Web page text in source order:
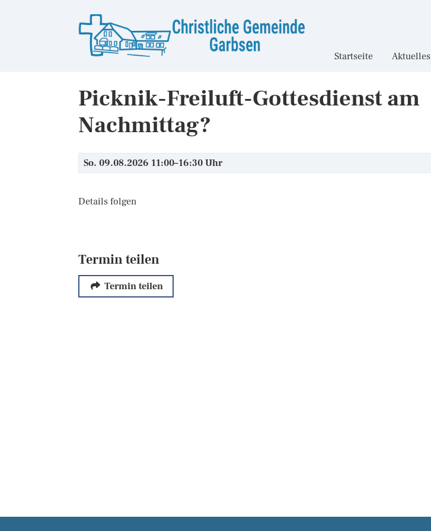
Startseite Aktuelles
Picknik-Freiluft-Gottesdienst am
Nachmittag?
So. 09.08.2026 11:00–16:30 Uhr
Details folgen
Termin teilen
Termin teilen